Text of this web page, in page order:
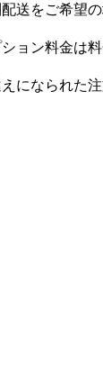
送をご希
ョン料金は
になられ